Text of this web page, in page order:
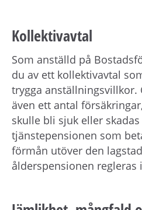
Kollektivavtal
Som anställd på
du av ett kollektivavtal
trygga anställningsvillkor.
även ett antal
skulle bli sjuk eller
tjänstepensionen som
förmån utöver den
ålderspensionen regleras